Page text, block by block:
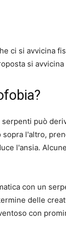
ci si avvicina
si
può
l'altro,
l'ansia.
con un
delle
con